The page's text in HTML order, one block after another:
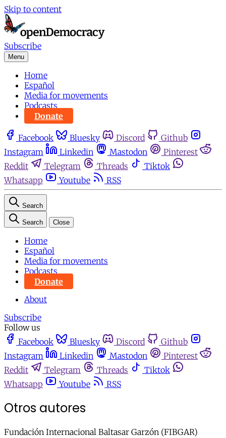
Skip to content
Subscribe
Menu
Home
Español
Media for movements
Podcasts
Donate
Facebook Bluesky Discord
Github
Instagram
Linkedin Mastodon
Pinterest
Reddit
Telegram Threads
Tiktok
Whatsapp
Youtube RSS
Search
Search Close
Home
Español
Media for movements
Podcasts
Donate
About
Subscribe
Follow us
Facebook
Bluesky Discord
Github
Instagram
Linkedin Mastodon
Pinterest
Reddit
Telegram Threads
Tiktok
Whatsapp
Youtube RSS
Otros autores
Fundación Internacional Baltasar Garzón (FIBGAR)